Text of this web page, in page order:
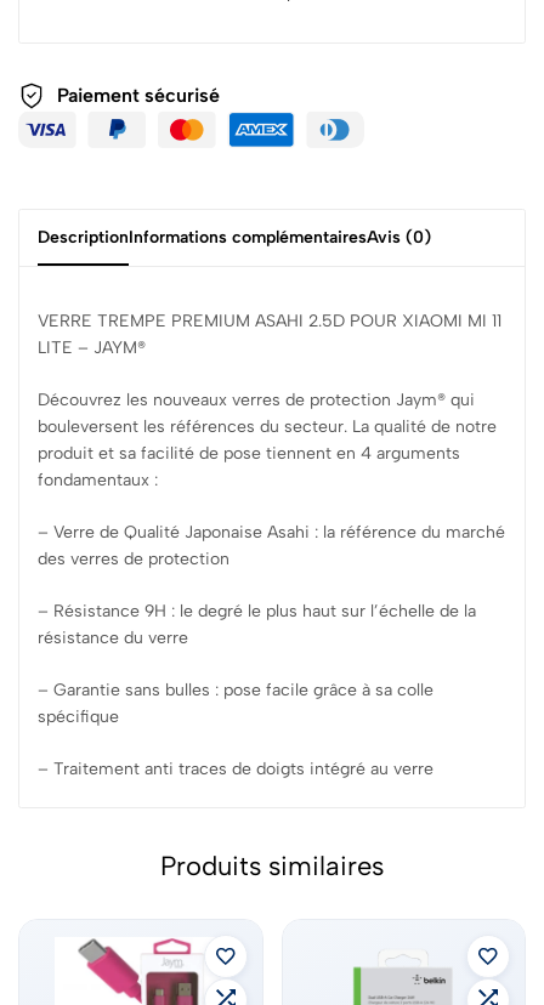
Paiement sécurisé
DescriptionInformations complémentairesAvis (0)
VERRE TREMPE PREMIUM ASAHI 2.5D POUR XIAOMI MI 11
LITE – JAYM®
Découvrez les nouveaux verres de protection Jaym® qui
bouleversent les références du secteur. La qualité de notre
produit et sa facilité de pose tiennent en 4 arguments
fondamentaux :
– Verre de Qualité Japonaise Asahi : la référence du marché
des verres de protection
– Résistance 9H : le degré le plus haut sur l’échelle de la
résistance du verre
– Garantie sans bulles : pose facile grâce à sa colle
spécifique
– Traitement anti traces de doigts intégré au verre
Produits similaires